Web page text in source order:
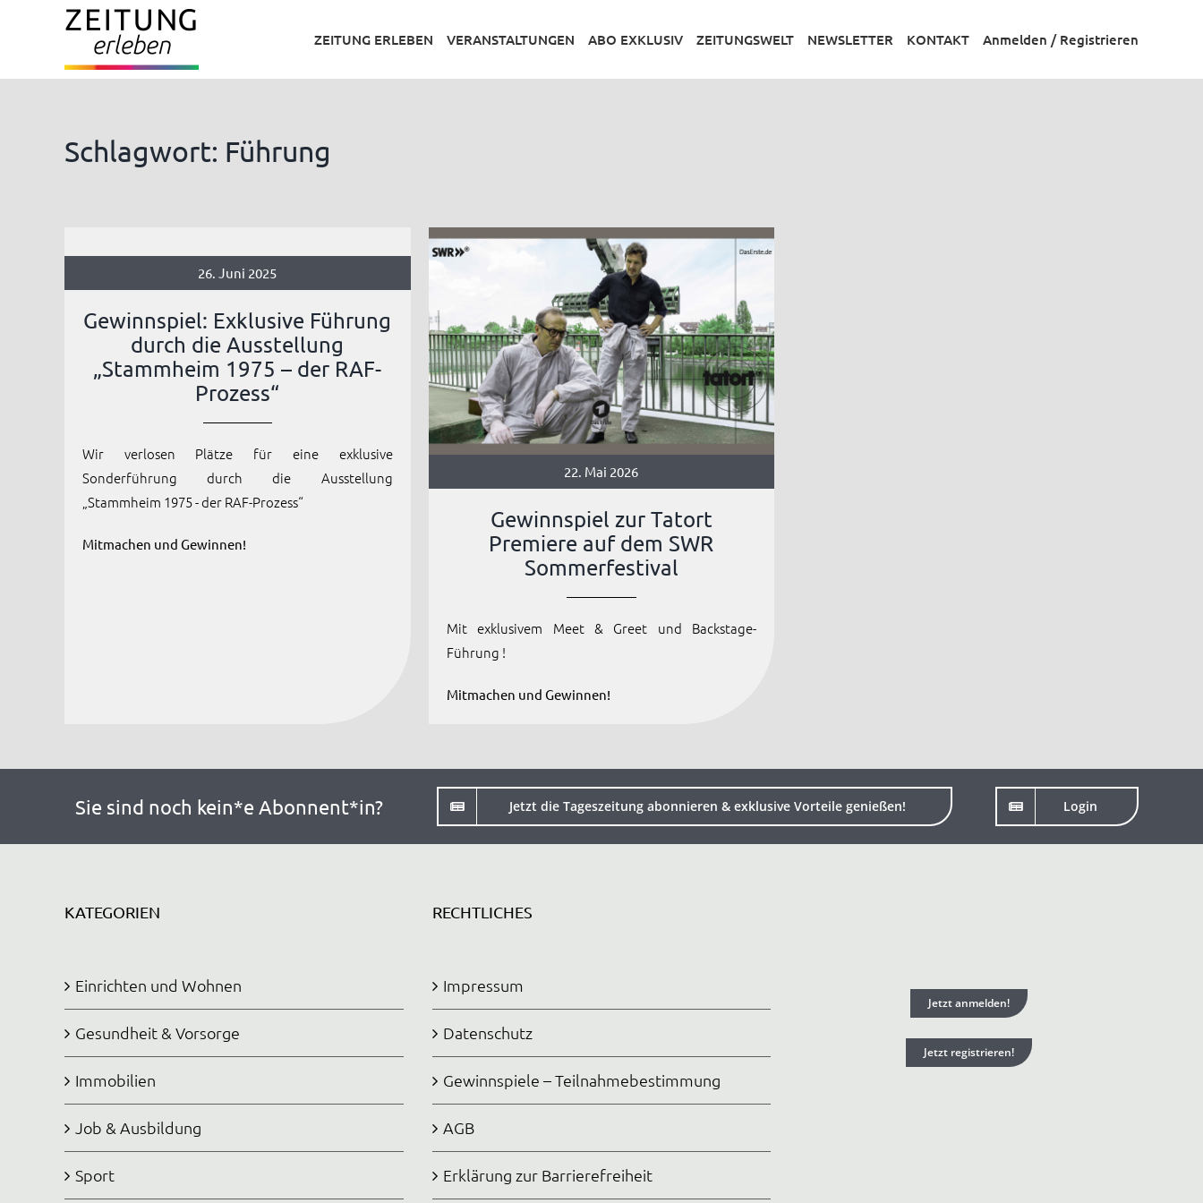
ZEITUNG ERLEBEN VERANSTALTUNGEN ABO EXKLUSIV ZEITUNGSWELT NEWSLETTER KONTAKT Anmelden / Registrieren
Schlagwort: Führung
26. Juni 2025
Gewinnspiel: Exklusive Führung
durch die Ausstellung
„Stammheim 1975 – der RAF-
Prozess“
Wir verlosen Plätze für eine exklusive
Sonderführung durch die Ausstellung
„Stammheim 1975 - der RAF-Prozess“
Mitmachen und Gewinnen!
22. Mai 2026
Gewinnspiel zur Tatort
Premiere auf dem SWR
Sommerfestival
Mit exklusivem Meet & Greet und Backstage-
Führung !
Mitmachen und Gewinnen!
Sie sind noch kein*e Abonnent*in? Jetzt die Tageszeitung abonnieren & exklusive Vorteile genießen! Login
KATEGORIEN
Einrichten und Wohnen
Gesundheit & Vorsorge
Immobilien
Job & Ausbildung
Sport
RECHTLICHES
Impressum
Datenschutz
Gewinnspiele – Teilnahmebestimmung
AGB
Erklärung zur Barrierefreiheit
Jetzt anmelden!
Jetzt registrieren!